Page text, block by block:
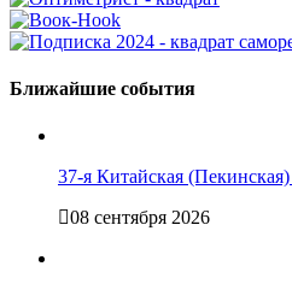
Ближайшие события
37-я Китайская
08 сентября 2026